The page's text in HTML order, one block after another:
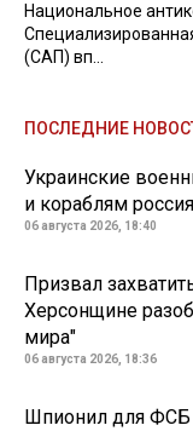
Национальное
(САП) вп...
ПОСЛЕДНИЕ
Украинские
и кораблям
06 августа 2026, 18:40
Призвал
Херсонщине
мира"
06 августа 2026, 18:36
Шпионил для ФСБ